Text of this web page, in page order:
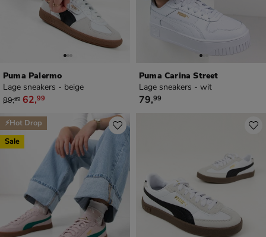
Puma Palermo
Lage sneakers - beige
van € 89,99 voor € 62,99
89,99 62,99
Puma Carina Street
Lage sneakers - wit
€ 79,99
79,99
⚡Hot Drop
Sale